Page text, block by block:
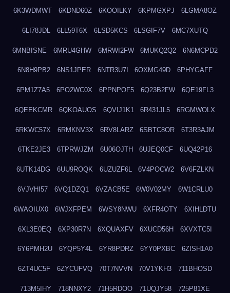
6K3WDMWT 6KDND60Z 6KOOILKY 6KPMGXPJ 6LGMA8OZ
6LI78JDL 6LL59T6X 6LSD5KCS 6LSGIF7V 6MC7XUTQ
6MNBISNE 6MRU4GHW 6MRWI2FW 6MUKQ2Q2 6N6MCPD2
6N8H9PB2 6NS1JPER 6NTR3U7I 6OXMG49D 6PHYGAFF
6PM1Z7A5 6PO2WC0X 6PPNPOF5 6Q23B2FW 6QE19FL3
6QEEKCMR 6QKOAUOS 6QVIJ1K1 6R431JL5 6RGMWOLX
6RKWC57X 6RMKNV3X 6RV8LARZ 6SBTC8OR 6T3R3AJM
6TKE2JE3 6TPRWJZM 6U06OJTH 6UJEQ0CF 6UQ42P16
6UTK14DG 6UU9ROQK 6UZUZF6L 6V4POCW2 6V6FZLKN
6VJVHI57 6VQ1DZQ1 6VZACB5E 6W0V02MY 6W1CRLU0
6WAOIUX0 6WJXFPEM 6WSY8NWU 6XFR4OTY 6XIHLDTU
6XL3E0EQ 6XP30R7N 6XQUAXFV 6XUCD56H 6XVXTC5I
6Y6PMH2U 6YQP5Y4L 6YR8PDRZ 6YY0PXBC 6ZISH1A0
6ZT4UC5F 6ZYCUFVQ 70T7NVVN 70V1YKH3 711BHOSD
713M5IHY 718NNXY2 71H5RDOO 71UQJY58 725P81XE